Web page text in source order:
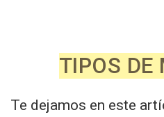
TIPOS DE
Te dejamos en este